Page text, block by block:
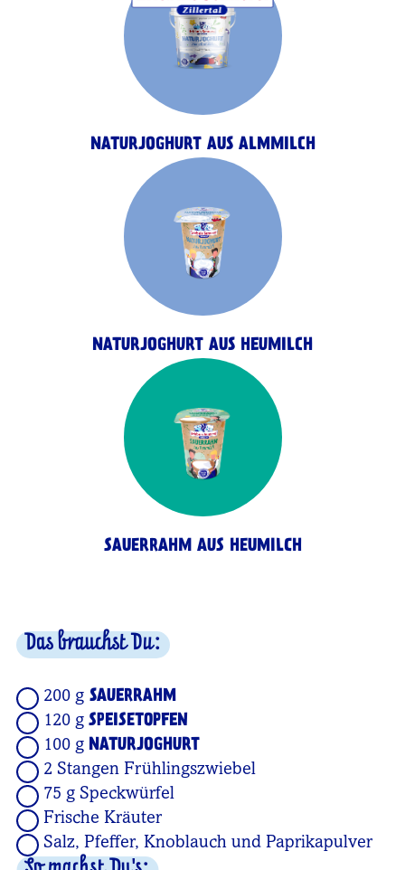
NATURJOGHURT AUS ALMMILCH
NATURJOGHURT AUS HEUMILCH
SAUERRAHM AUS HEUMILCH
Das brauchst Du:
200 g SAUERRAHM
120 g SPEISETOPFEN
100 g NATURJOGHURT
2 Stangen Frühlingszwiebel
75 g Speckwürfel
Frische Kräuter
Salz, Pfeffer, Knoblauch und Paprikapulver